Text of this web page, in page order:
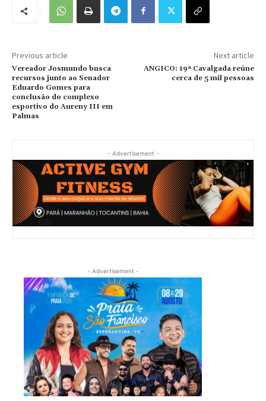
Previous article
Vereador Josmundo busca
recursos junto ao Senador
Eduardo Gomes para
conclusão do complexo
esportivo do Aureny III em
Palmas
Next article
ANGICO: 19ª Cavalgada reúne
cerca de 5 mil pessoas
- Advertisement -
- Advertisement -